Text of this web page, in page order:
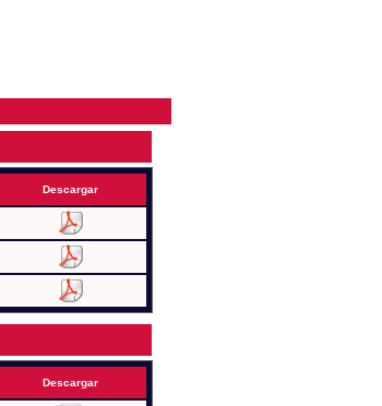
Descargar
Descargar